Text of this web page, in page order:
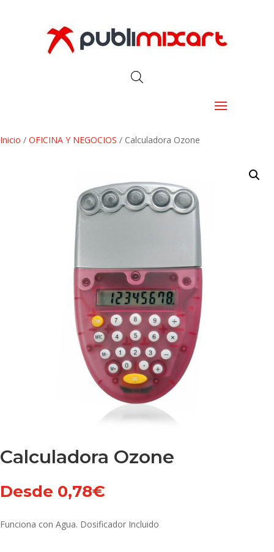
Inicio / OFICINA Y NEGOCIOS / Calculadora Ozone
Calculadora Ozone
Desde 0,78€
Funciona con Agua. Dosificador Incluido